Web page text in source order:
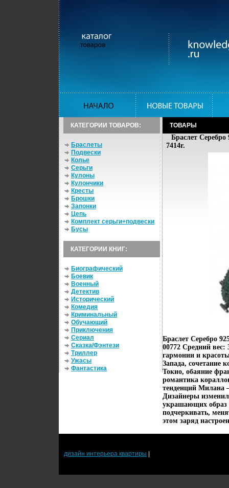
КАТЕГОРИИ ТОВАРОВ:
Браслеты
Подвески
Колье
Серьги
Кулоны
Кулончики
Кресты
Брошки
Запонки
Цепь
Комплект серьги+подвески
Бусы
КАТЕГОРИИ КНИГ:
Биографический
Боевик
Военный
Детектив
Исторический
Комедия
Криминальный
Обучающий
Приключения
Сериал
Сказка/Фэнтези
Триллер
Ужасы
Фантастика
ТОВАРЫ
Браслет Серебро
7414r.
Браслет Серебро
00772 Средний
гармонии и
Запада, сочетание
Токио, обаяние
романтика
тенденций Милана
Дизайнеры
украшающих образ
подчеркивать,
этом заряд
дизайн интерьера квартиры